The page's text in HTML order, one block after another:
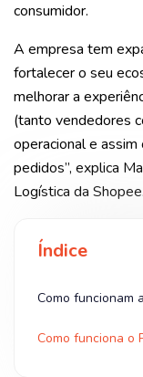
consumidor.
A empresa tem
fortalecer o seu
melhorar a
(tanto vendedores
operacional e
pedidos”, explica
Logística da Shopee.
Índice
Como funcionam